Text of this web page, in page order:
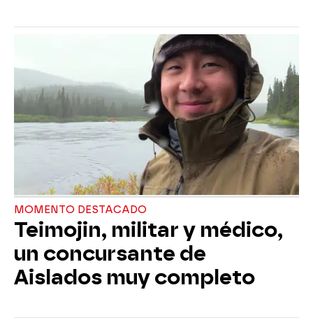
MOMENTO DESTACADO
Teimojin, militar y médico,
un concursante de
Aislados muy completo